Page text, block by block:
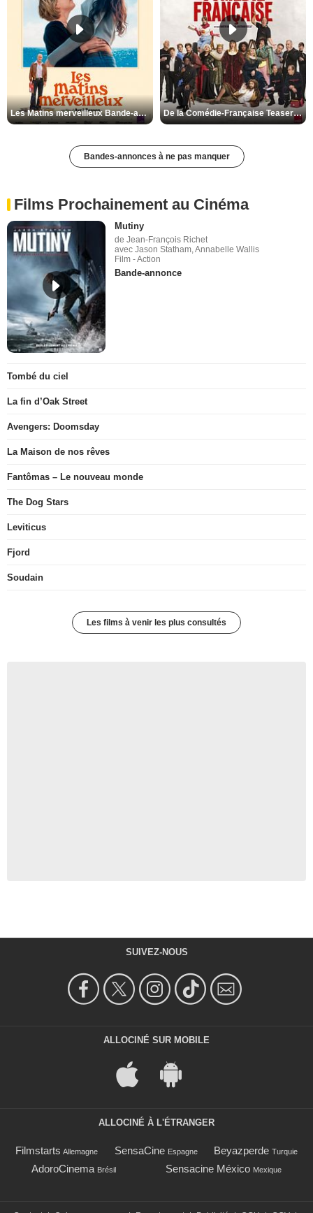
Les Matins merveilleux Bande-annonce VF De la Comédie-Française Teaser VF
Bandes-annonces à ne pas manquer
Films Prochainement au Cinéma
Mutiny
de Jean-François Richet
avec Jason Statham, Annabelle Wallis
Film - Action
Bande-annonce
Tombé du ciel
La fin d’Oak Street
Avengers: Doomsday
La Maison de nos rêves
Fantômas – Le nouveau monde
The Dog Stars
Leviticus
Fjord
Soudain
Les films à venir les plus consultés
SUIVEZ-NOUS
ALLOCINÉ SUR MOBILE
ALLOCINÉ À L'ÉTRANGER
Filmstarts Allemagne SensaCine Espagne Beyazperde Turquie
AdoroCinema Brésil Sensacine México Mexique